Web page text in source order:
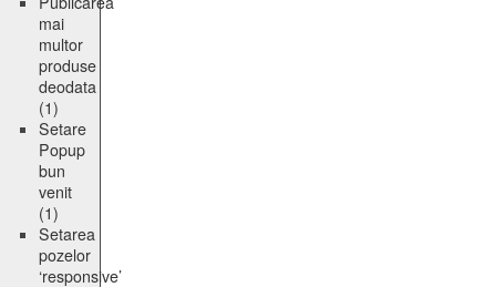
mai
multor
produse
deodata
(1)
Setare
Popup
bun
venit
(1)
Setarea
pozelor
‘responsive’